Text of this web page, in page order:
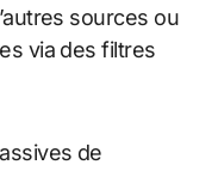
sources ou
via des filtres
de